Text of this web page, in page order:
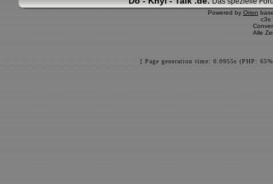
Powered by Orion
c3s
Alle
[ Page generation time: 0.0955s (PHP: